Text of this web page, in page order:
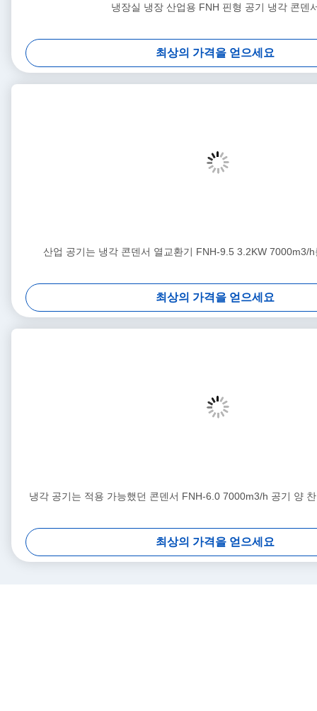
냉장실 냉장 산업용 FNH 핀형 공기 냉각 콘덴
최상의 가격을 얻으세요
산업 공기는 냉각 콘덴서 열교환기 FNH-9.5 3.2KW 7000m3/
최상의 가격을 얻으세요
냉각 공기는 적용 가능했던 콘덴서 FNH-6.0 7000m3/h 공기 양
최상의 가격을 얻으세요